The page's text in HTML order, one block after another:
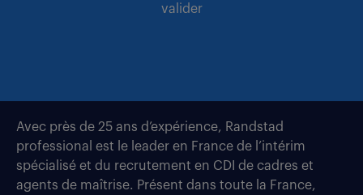
valider
Avec près de 25 ans d’expérience, Randstad
professional est le leader en France de l’intérim
spécialisé et du recrutement en CDI de cadres et
agents de maîtrise. Présent dans toute la France,